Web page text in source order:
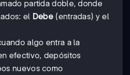
partida doble, donde
el Debe (entradas) y el
algo entra a la
efectivo, depósitos
nuevos como